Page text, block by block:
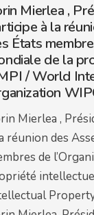
Mierlea ,
à la
États
de la
/ World
Mierlea ,
réunion des
de